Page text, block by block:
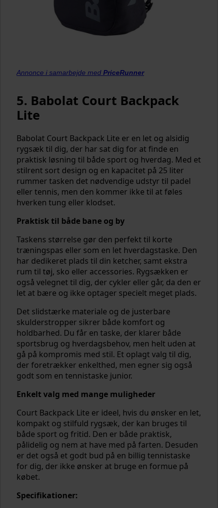
Annonce i samarbejde med PriceRunner
5. Babolat Court Backpack
Lite
Babolat Court Backpack Lite er en let og alsidig
rygsæk til dig, der har sat dig for at finde en
praktisk løsning til både sport og hverdag. Med et
stilrent sort design og en kapacitet på 25 liter
rummer tasken det nødvendige udstyr til padel
eller tennis, men den kommer ikke til at føles
hverken tung eller klodset.
Praktisk til både bane og by
Taskens størrelse gør den perfekt til korte
træningspas eller som en let hverdagstaske. Den
har dedikeret plads til din ketcher, samt ekstra
rum til tøj, sko eller accessories. Rygsækken er
også velegnet til dig, der cykler eller går, da den er
let at bære og ikke optager specielt meget plads.
Det slidstærke materiale og de justerbare
skulderstropper sikrer både komfort og
holdbarhed. Du får en taske, der klarer både
sportsbrug og hverdagsbehov, men helt uden at
gå på kompromis med stil. Et oplagt valg til dig,
der foretrækker enkelthed, men egner sig også
godt som en tennistaske junior.
Enkelt valg med mange muligheder
Court Backpack Lite er ideel, hvis du ønsker en let,
kompakt og stilfuld rygsæk, der kan bruges til
både sport og fritid. Den er både praktisk,
pålidelig og nem at have med på farten. Desuden
er det også et godt bud på en billig tennistaske
for dig, der ikke ønsker at bruge en formue på
købet.
Specifikationer: